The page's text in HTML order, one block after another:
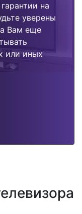
на
уверены
Вам еще
или иных